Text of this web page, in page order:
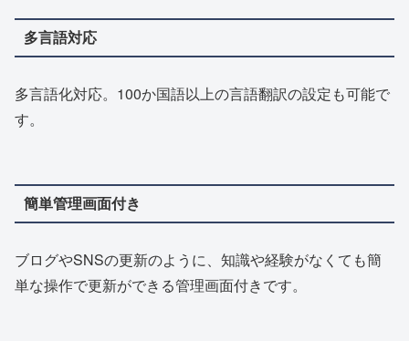
多言語対応
多言語化対応。100か国語以上の言語翻訳の設定も可能で
す。
簡単管理画面付き
ブログやSNSの更新のように、知識や経験がなくても簡
単な操作で更新ができる管理画面付きです。